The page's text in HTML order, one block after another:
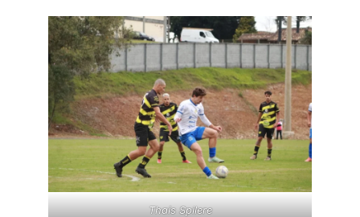
Thaís Spilere